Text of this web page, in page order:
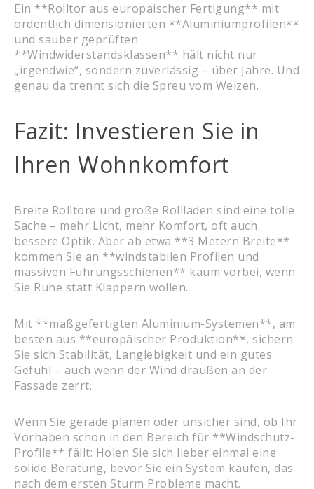
Ein **Rolltor aus europäischer Fertigung** mit
ordentlich dimensionierten **Aluminiumprofilen**
und sauber geprüften
**Windwiderstandsklassen** hält nicht nur
„irgendwie“, sondern zuverlässig – über Jahre. Und
genau da trennt sich die Spreu vom Weizen.
Fazit: Investieren Sie in
Ihren Wohnkomfort
Breite Rolltore und große Rollläden sind eine tolle
Sache – mehr Licht, mehr Komfort, oft auch
bessere Optik. Aber ab etwa **3 Metern Breite**
kommen Sie an **windstabilen Profilen und
massiven Führungsschienen** kaum vorbei, wenn
Sie Ruhe statt Klappern wollen.
Mit **maßgefertigten Aluminium-Systemen**, am
besten aus **europäischer Produktion**, sichern
Sie sich Stabilität, Langlebigkeit und ein gutes
Gefühl – auch wenn der Wind draußen an der
Fassade zerrt.
Wenn Sie gerade planen oder unsicher sind, ob Ihr
Vorhaben schon in den Bereich für **Windschutz-
Profile** fällt: Holen Sie sich lieber einmal eine
solide Beratung, bevor Sie ein System kaufen, das
nach dem ersten Sturm Probleme macht.